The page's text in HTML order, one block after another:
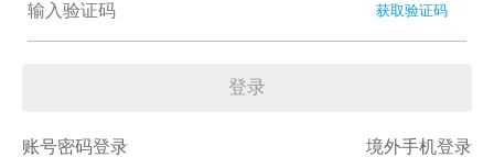
获取验证码
登录
账号密码登录 境外手机登录